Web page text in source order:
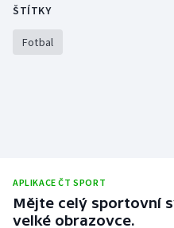
ŠTÍTKY
Fotbal
APLIKACE ČT SPORT
Mějte celý sportovní
velké obrazovce.